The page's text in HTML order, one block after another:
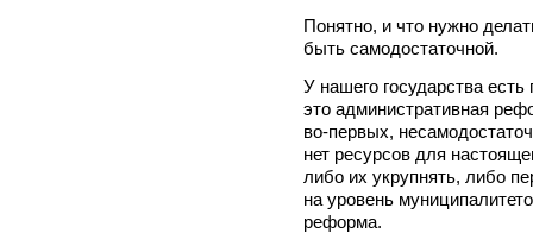
Понятно, и что нужно
быть самодостаточной.
У нашего государства
это административная
во-первых,
нет ресурсов для
либо их укрупнять, либо
на уровень
реформа.